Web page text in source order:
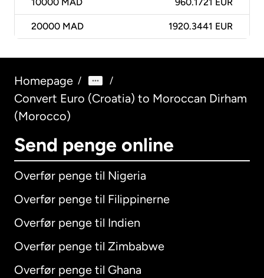
10000 MAD 960.1721 EUR
20000 MAD 1920.3441 EUR
Homepage / /
Convert Euro (Croatia) to Moroccan Dirham
(Morocco)
Send penge online
Overfør penge til Nigeria
Overfør penge til Filippinerne
Overfør penge til Indien
Overfør penge til Zimbabwe
Overfør penge til Ghana